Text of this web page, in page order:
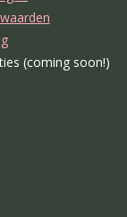
n
(coming soon!)